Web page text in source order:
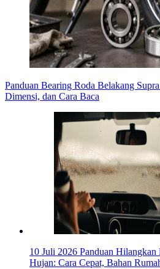
Panduan Bearing Roda Belakang
Dimensi, dan Cara Baca
10 Juli 2026 Panduan
Hujan: Cara Cepat, Bahan